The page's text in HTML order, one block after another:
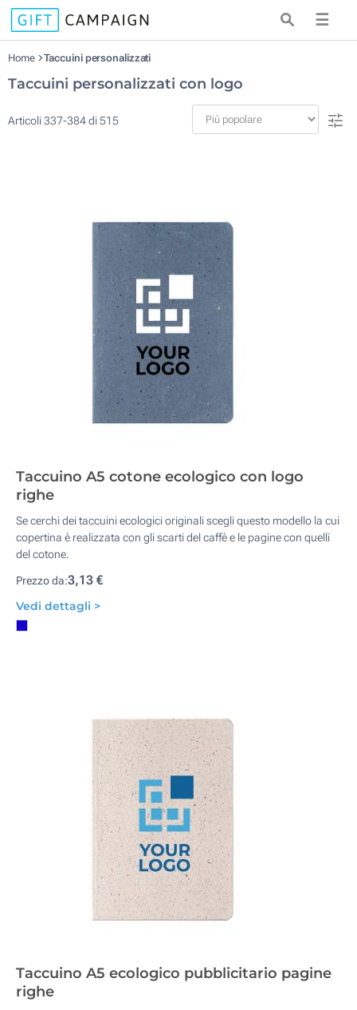
☰
Home Taccuini personalizzati
Taccuini personalizzati con logo
Articoli337-384di515
Taccuino A5 cotone ecologico con logo
righe
Se cerchi dei taccuini ecologici originali scegli questo modello la cui
copertina è realizzata con gli scarti del caffè e le pagine con quelli
del cotone.
Prezzo da:3,13 €
Vedi dettagli >
Taccuino A5 ecologico pubblicitario pagine
righe